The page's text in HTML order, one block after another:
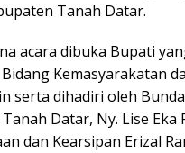
Tanah Datar.
acara dibuka Bupati
Kemasyarakatan
serta dihadiri oleh
Datar, Ny. Lise Eka
dan Kearsipan Erizal